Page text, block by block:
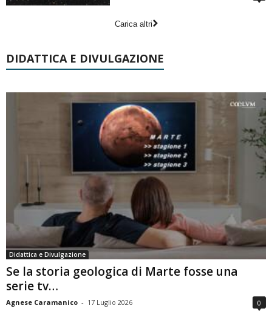
Carica altri
DIDATTICA E DIVULGAZIONE
Didattica e Divulgazione
Se la storia geologica di Marte fosse una
serie tv…
Agnese Caramanico - 17 Luglio 2026 0